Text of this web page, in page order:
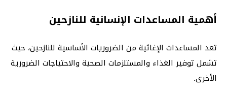
أهمية المساعدات الإنسانية للنازحين
تعد المساعدات الإغاثية من الضروريات الأساسية للنازحين، حيث
تشمل توفير الغذاء والمستلزمات الصحية والاحتياجات الضرورية
الأخرى.